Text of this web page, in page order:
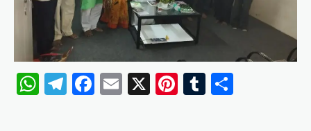
WhatsApp
Telegram
Facebook
Email
X Pinterest
Tumblr